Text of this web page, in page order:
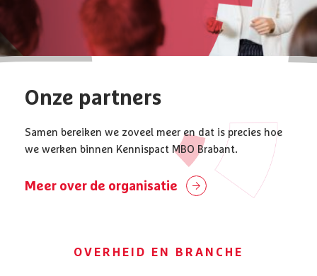
Onze partners
Samen bereiken we zoveel meer en dat is precies hoe
we werken binnen Kennispact MBO Brabant.
Meer over de organisatie
OVERHEID EN BRANCHE